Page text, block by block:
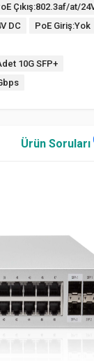
Çıkış:802.3af/at/
DC
PoE Giriş:Yok
10G SFP+
Ürün Soruları